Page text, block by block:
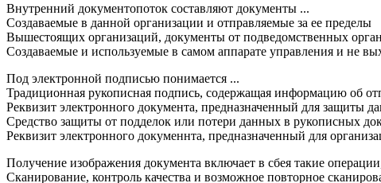
Внутренний документопоток составляют документы ...
Создаваемые в данной организации и отправляемые за ее пределы
Вышестоящих организаций, документы от подведомственных
Создаваемые и используемые в самом аппарате управления и не
Под электронной подписью понимается ...
Традиционная рукописная подпись, содержащая информацию об
Реквизит электронного документа, предназначенный для защиты
Средство защиты от подделок или потери данных в рукописных
Реквизит электронного докуменнта, предназначенный для
Получение изображения документа включает в сбея такие
Сканирование, контроль качества и возможное повторное